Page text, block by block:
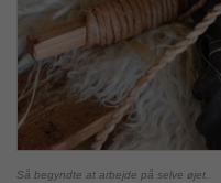
Så begyndte at arbejde på selve øjet.